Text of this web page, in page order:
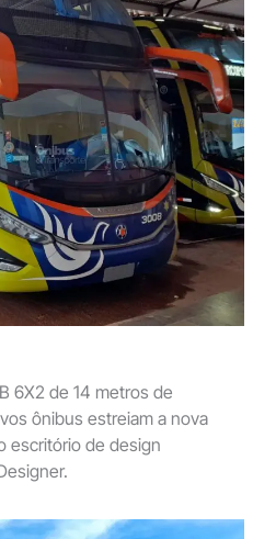
6X2 de 14 metros de
ônibus estreiam a nova
escritório de design